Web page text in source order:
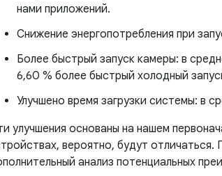
нами приложений.
Снижение энергопотребления при
Более быстрый запуск камеры: в
6,60 % более быстрый холодный
Улучшено время загрузки системы: в
улучшения основаны на нашем
вероятно, будут
анализ потенциальных